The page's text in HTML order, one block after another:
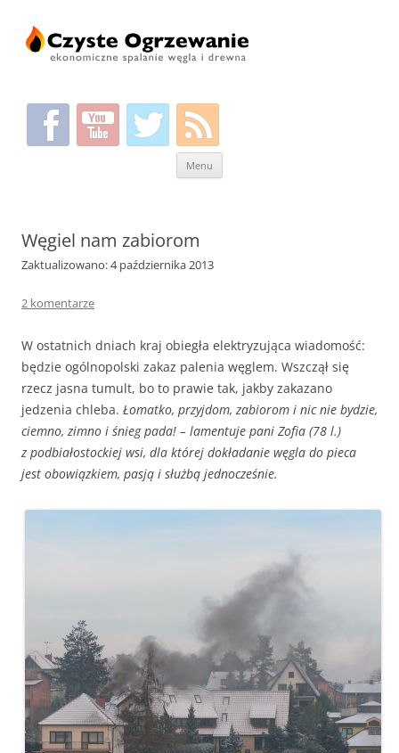
Menu
Węgiel nam zabiorom
Zaktualizowano: 4 października 2013
2 komentarze
W ostatnich dniach kraj obiegła elektryzująca wiadomość:
będzie ogólnopolski zakaz palenia węglem. Wszczął się
rzecz jasna tumult, bo to prawie tak, jakby zakazano
jedzenia chleba. Łomatko, przyjdom, zabiorom i nic nie bydzie,
ciemno, zimno i śnieg pada! – lamentuje pani Zofia (78 l.)
z podbiałostockiej wsi, dla której dokładanie węgla do pieca
jest obowiązkiem, pasją i służbą jednocześnie.